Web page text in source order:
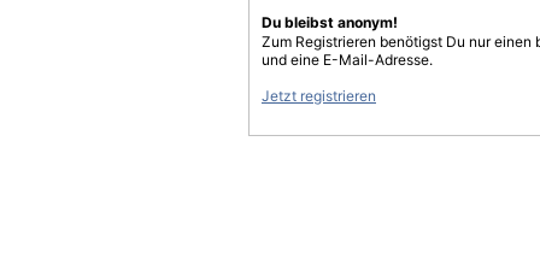
Du bleibst anonym!
Zum Registrieren benötigst Du nur einen
und eine E-Mail-Adresse.
Jetzt registrieren